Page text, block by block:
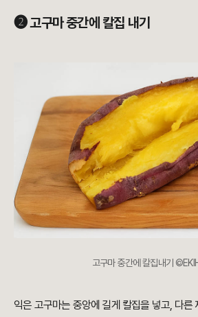
➋ 고구마 중간에 칼집 내기
고구마 중간에 칼집내기
익은 고구마는 중앙에 길게 칼집을 넣고, 다른